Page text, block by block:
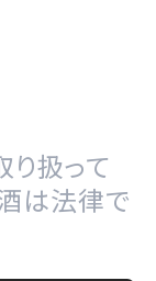
り扱って
は法律で